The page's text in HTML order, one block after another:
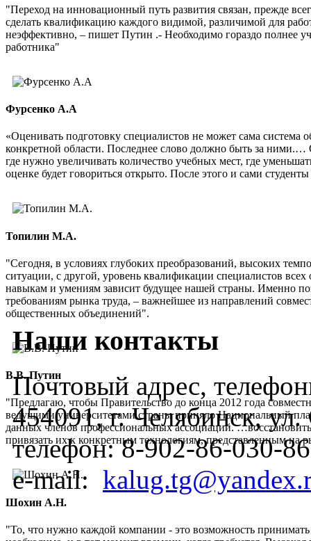
"Переход на инновационный путь развития связан, прежде
сделать квалификацию каждого видимой, различимой для
неэффективно, – пишет Путин .- Необходимо гораздо полнее
работника"
Фурсенко А.А
«Оценивать подготовку специалистов не может сама
конкретной области. Последнее слово должно быть за ними.…
где нужно увеличивать количество учебных мест, где
оценке будет говориться открыто. После этого и сами
Топилин М.А.
"Сегодня, в условиях глубоких преобразований, высоких
ситуации, с другой, уровень квалификации специалистов
навыкам и умениям зависит будущее нашей страны. Именно
требованиям рынка труда, – важнейшее из направлений
общественных объединений".
В.В. Путин
"Предлагаю, чтобы Правительство до конца 2012 года
ведущими университетами страны приняло Национальный
данных членов профессиональных ассоциаций.
привязать их к конкретным технологиям, представленным на
Шохин А.Н.
"То, что нужно каждой компании - это возможность
Наши контакты
Почтовый адрес,
454091, г. Челябинск,
телефон:8-902-86-030-86
e-mail: